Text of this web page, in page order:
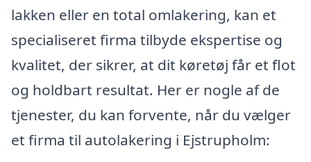
lakken eller en total omlakering, kan et
specialiseret firma tilbyde ekspertise og
kvalitet, der sikrer, at dit køretøj får et flot
og holdbart resultat. Her er nogle af de
tjenester, du kan forvente, når du vælger
et firma til autolakering i Ejstrupholm: